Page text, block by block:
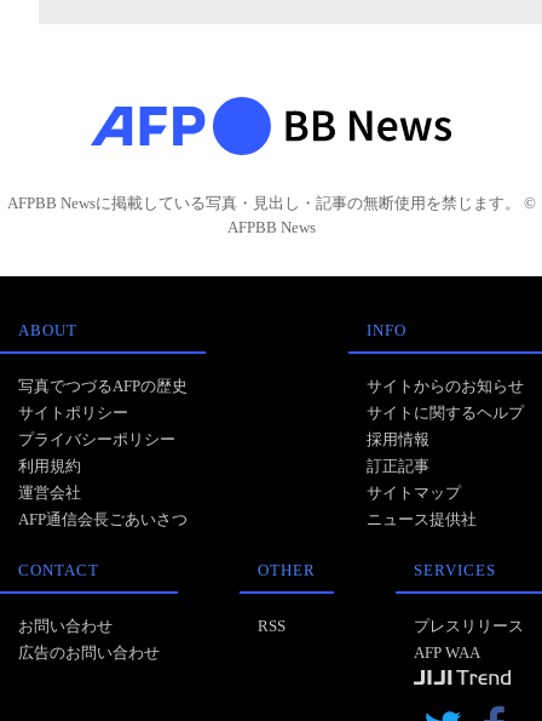
AFPBB Newsに掲載している写真・見出し・記事の無断使用を禁じます。 ©
AFPBB News
ABOUT
写真でつづるAFPの歴史
サイトポリシー
プライバシーポリシー
利用規約
運営会社
AFP通信会長ごあいさつ
INFO
サイトからのお知らせ
サイトに関するヘルプ
採用情報
訂正記事
サイトマップ
ニュース提供社
CONTACT
お問い合わせ
広告のお問い合わせ
OTHER
RSS
SERVICES
プレスリリース
AFP WAA